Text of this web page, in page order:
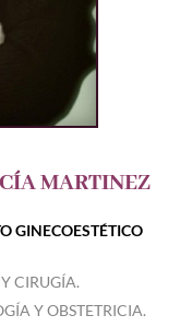
MARTINEZ
GINECOESTÉTICO
CIRUGÍA.
Y OBSTETRICIA.